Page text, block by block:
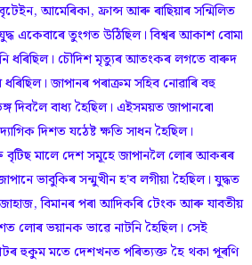
আমেৰিকা, ফ্ৰান্স আৰু ৰাছিয়াৰ সন্মিলিত
একেবাৰে তুংগত উঠিছিল। বিশ্বৰ আকাশ বোমা
ধৰিছিল। চৌদিশ মৃত্যুৰ আতংকৰ লগতে বাৰুদ
জাপানৰ পৰাক্ৰম সহিব নোৱাৰি বহু
দিবলৈ বাধ্য হৈছিল। এইসময়ত জাপানৰো
দিশত যঠেষ্ট ক্ষতি সাধন হৈছিল।
বৃটিছ মালে দেশ সমূহে জাপানলৈ লোৰ আকৰৰ
ভাবুকিৰ সন্মুখীন হ'ব লগীয়া হৈছিল। যুদ্ধত
জাহাজ, বিমানৰ পৰা আদিকৰি টেংক আৰু যাবতীয়
লোৰ ভয়ানক ভাৱে নাটনি হৈছিল। সেই
হুকুম মতে দেশখনত পৰিত্যক্ত হৈ থকা পূৰণি